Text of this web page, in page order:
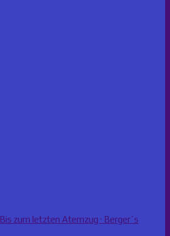
zum letzten Atemzug · Berger´s